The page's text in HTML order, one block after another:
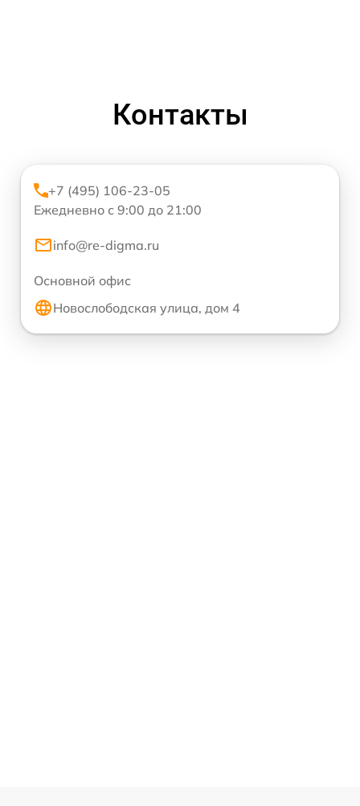
Контакты
+7 (495) 106-23-05
Ежедневно с 9:00 до 21:00
info@re-digma.ru
Основной офис
Новослободская улица, дом 4